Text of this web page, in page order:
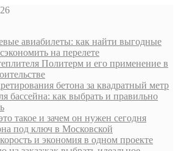
авиабилеты: как найти выгодные
на перелете
Политерм и его применение в
бетона за квадратный метр
бассейна: как выбрать и правильно
такое и зачем он нужен сегодня
под ключ в Московской
и экономия в одном проекте